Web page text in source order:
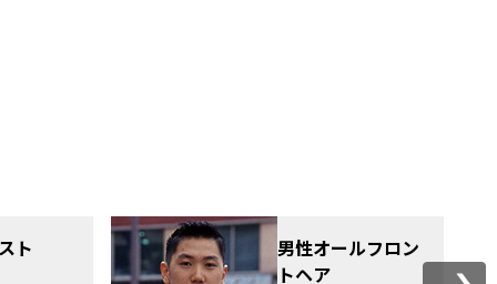
ト
男性オールフロン
トヘア